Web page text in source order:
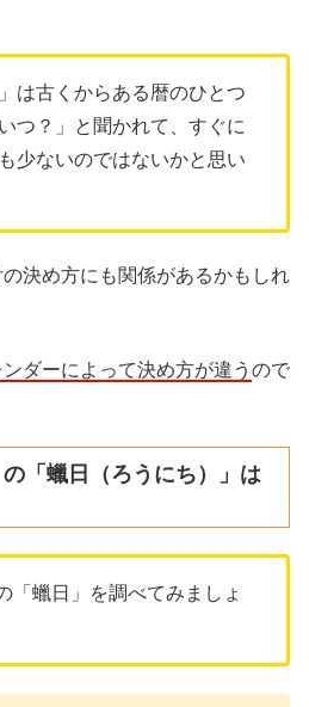
は古くからある暦のひとつ
つ？」と聞かれて、すぐに
少ないのではないかと思い
決め方にも関係があるかもしれ
ンダーによって決め方が違う ので
「蠟日（ろうにち）」は
「蠟日」を調べてみましょ